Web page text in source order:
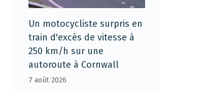
Un motocycliste surpris en
train d'excès de vitesse à
250 km/h sur une
autoroute à Cornwall
7 août 2026